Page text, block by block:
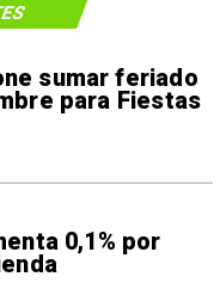
sumar feriado
para Fiestas
0,1% por